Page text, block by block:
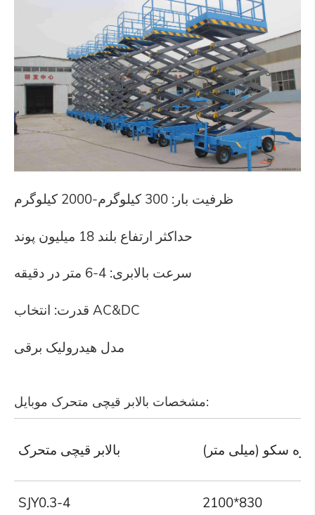
ظرفیت بار: 300 کیلوگرم-2000 کیلوگرم
حداکثر ارتفاع بلند 18 میلیون پوند
سرعت بالابری: 4-6 متر در دقیقه
قدرت: انتخاب AC&DC
مدل هیدرولیک برقی
مشخصات بالابر قیچی متحرک موبایل:
بالابر قیچی متحرک سکو (میلی متر)
SJY0.3-4 2100*830